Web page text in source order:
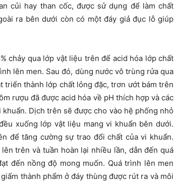
củi hay than cốc, được sử dụng để làm chất
ra bên dưới còn có một đáy giả đục lỗ giúp
chảy qua lớp vật liệu trên để acid hóa lớp chất
lên men. Sau đó, dùng nước vô trùng rửa qua
triển thành lớp chất lỏng đặc, trơn ướt bám trên
rượu đã được acid hóa về pH thích hợp và các
Dịch trên sẽ được cho vào hệ phống nhỏ
xuống lớp vật liệu mang vi khuẩn bên dưới.
để tăng cường sự trao đổi chất của vi khuẩn.
trên và tuần hoàn lại nhiều lần, dẫn đến quá
đến nồng độ mong muốn. Quá trình lên men
thành phẩm ở đáy thùng được rút ra và môi